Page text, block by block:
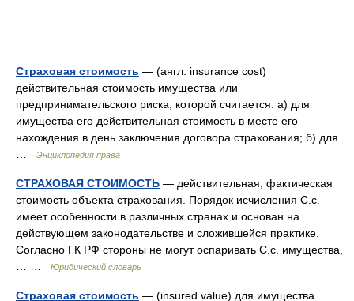
Страховая стоимость — (англ. insurance cost)
действительная стоимость имущества или
предпринимательского риска, которой считается: а) для
имущества его действительная стоимость в месте его
нахождения в день заключения договора страхования; б) для
Энциклопедия права
СТРАХОВАЯ СТОИМОСТЬ — действительная, фактическая
стоимость объекта страхования. Порядок исчисления С.с.
имеет особенности в различных странах и основан на
действующем законодательстве и сложившейся практике.
Согласно ГК РФ стороны не могут оспаривать С.с. имущества,
Юридический словарь
Страховая стоимость — (insured value) для имущества